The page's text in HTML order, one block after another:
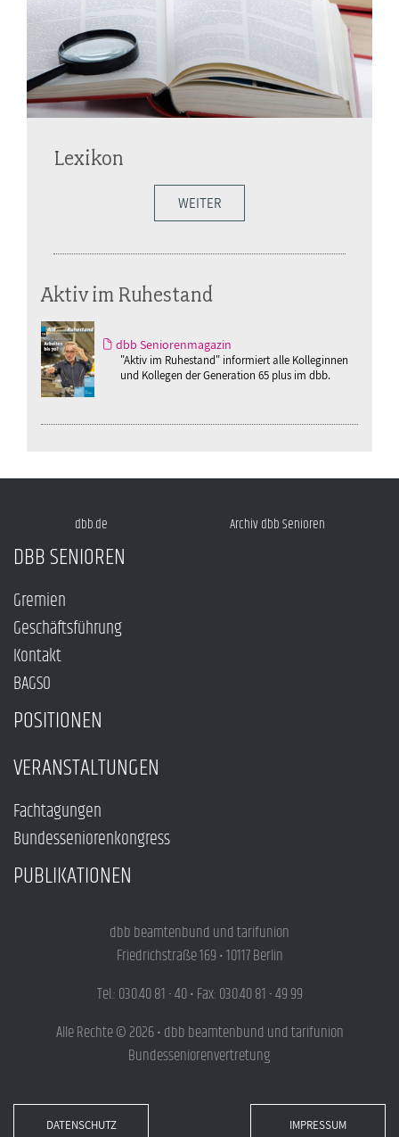
Lexikon
WEITER
Aktiv im Ruhestand
dbb Seniorenmagazin
"Aktiv im Ruhestand" informiert alle Kolleginnen
und Kollegen der Generation 65 plus im dbb.
dbb.de Archiv dbb Senioren
DBB SENIOREN
Gremien
Geschäftsführung
Kontakt
BAGSO
POSITIONEN
VERANSTALTUNGEN
Fachtagungen
Bundesseniorenkongress
PUBLIKATIONEN
dbb beamtenbund und tarifunion
Friedrichstraße 169 • 10117 Berlin
Tel.: 030.40 81 - 40 • Fax: 030.40 81 - 49 99
Alle Rechte © 2026 • dbb beamtenbund und tarifunion
Bundesseniorenvertretung
DATENSCHUTZ IMPRESSUM